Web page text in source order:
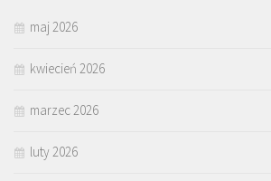
maj 2026
kwiecień 2026
marzec 2026
luty 2026